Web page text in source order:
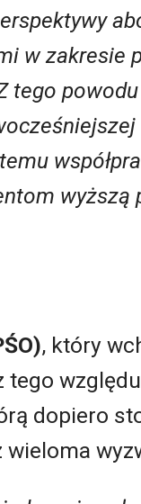
w zakresie
tego
wyższą
, który
tego
dopiero
wieloma